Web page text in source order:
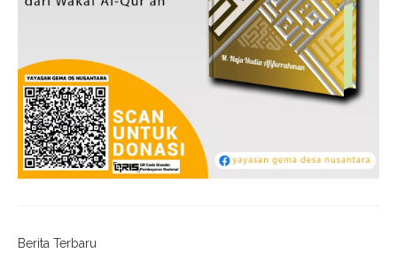
Berita Terbaru